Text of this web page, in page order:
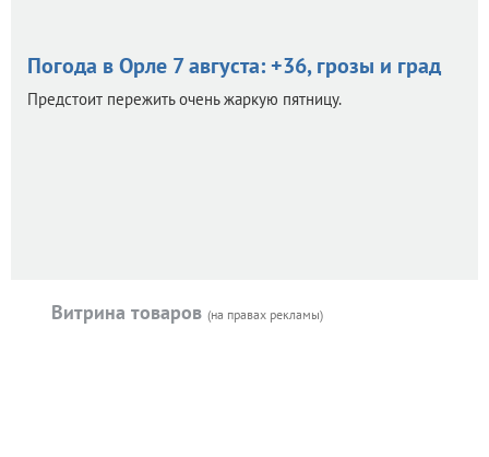
Погода в Орле 7 августа: +36, грозы и град
Предстоит пережить очень жаркую пятницу.
Витрина товаров (на правах рекламы)